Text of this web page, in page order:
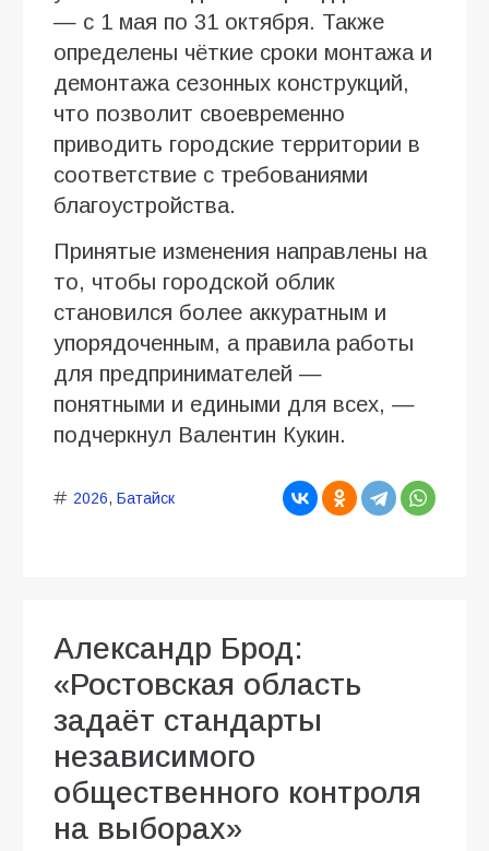
— с 1 мая по 31 октября. Также
определены чёткие сроки монтажа и
демонтажа сезонных конструкций,
что позволит своевременно
приводить городские территории в
соответствие с требованиями
благоустройства.
Принятые изменения направлены на
то, чтобы городской облик
становился более аккуратным и
упорядоченным, а правила работы
для предпринимателей —
понятными и едиными для всех, —
подчеркнул Валентин Кукин.
2026, Батайск
Александр Брод:
«Ростовская область
задаёт стандарты
независимого
общественного контроля
на выборах»